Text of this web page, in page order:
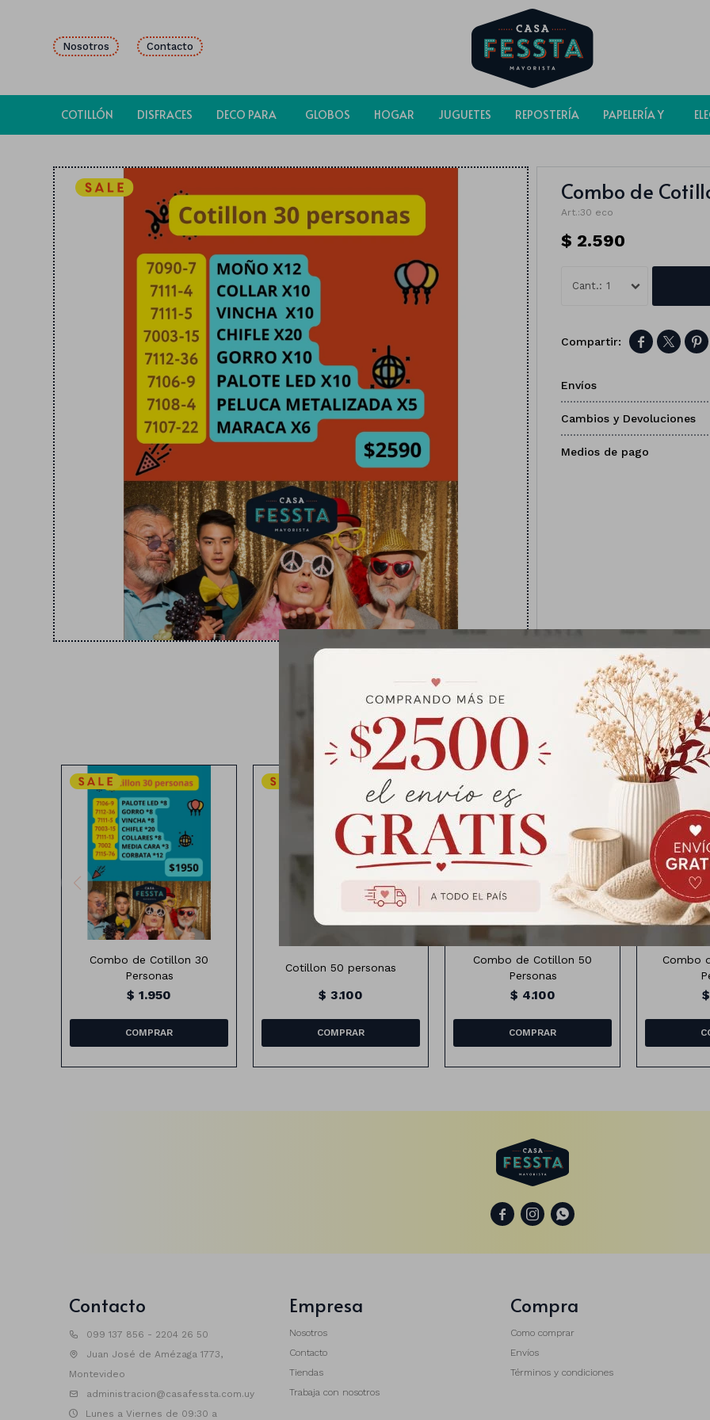
COTILLÓN DISFRACES DECO PARA GLOBOS HOGAR JUGUETES REPOSTERÍA PAPELERÍA Y
Nosotros Contacto
Combo de
30 eco
$ 2.590
1
  
Envíos
Cambios y Devoluciones
Medios de pago
Productos que te pueden interesar
Combo de Cotillon 30
Personas
$ 1.950
Cotillon 50 personas
$ 3.100
Combo de Cotillon 50
Personas
$ 4.100
Combo
$
  
Contacto
099 137 856 - 2204 26 50
Juan José de Amézaga 1773,
Montevideo
administracion@casafessta.com.uy
Lunes a Viernes de 09:30 a
Empresa
Nosotros
Contacto
Tiendas
Trabaja con nosotros
Compra
Como comprar
Envíos
Términos y condiciones